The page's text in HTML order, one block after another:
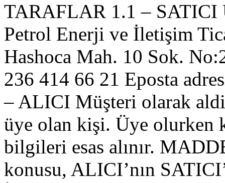
TARAFLAR 1.1 – SATICI
Petrol Enerji ve İletişim
Hashoca Mah. 10 Sok.
236 414 66 21 Eposta